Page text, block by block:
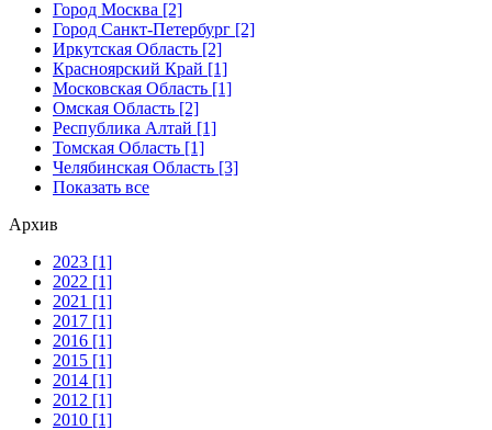
Город Москва [2]
Город Санкт-Петербург [2]
Иркутская Область [2]
Красноярский Край [1]
Московская Область [1]
Омская Область [2]
Республика Алтай [1]
Томская Область [1]
Челябинская Область [3]
Показать все
Архив
2023 [1]
2022 [1]
2021 [1]
2017 [1]
2016 [1]
2015 [1]
2014 [1]
2012 [1]
2010 [1]